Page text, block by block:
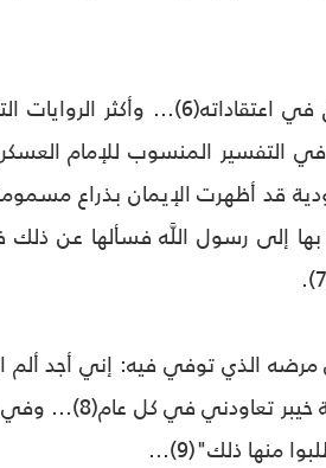
وقال الشيخ الطوسي مثله والشيخ
التفسير المنسوب للإمام
قد أظهرت الإيمان بذراع
إلى رسول اللَّه فسألها عن ذلك
الذي توفي فيه: إني أجد ألم
أبهري من ذلك
منها ذلك"(9)...